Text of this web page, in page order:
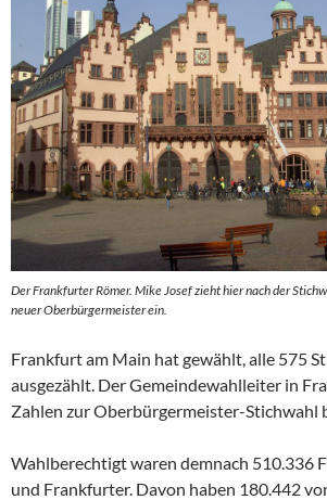
Der Frankfurter Römer. Mike Josef zieht hier nach der
neuer Oberbürgermeister ein.
Frankfurt am Main hat gewählt, alle 575
ausgezählt. Der Gemeindewahlleiter in
Zahlen zur Oberbürgermeister-Stichwahl
Wahlberechtigt waren demnach 510.336
und Frankfurter. Davon haben 180.442